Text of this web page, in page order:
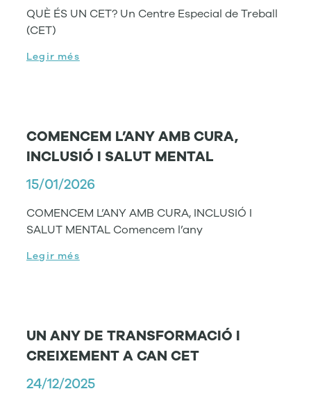
QUÈ ÉS UN CET? Un Centre Especial de Treball
(CET)
Legir més
COMENCEM L’ANY AMB CURA,
INCLUSIÓ I SALUT MENTAL
15/01/2026
COMENCEM L’ANY AMB CURA, INCLUSIÓ I
SALUT MENTAL Comencem l’any
Legir més
UN ANY DE TRANSFORMACIÓ I
CREIXEMENT A CAN CET
24/12/2025